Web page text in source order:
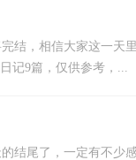
结，相信大家这一天
记9篇，仅供参考，...
尾了，一定有不少